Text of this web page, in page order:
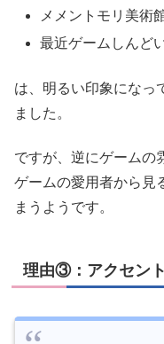
メメントモリ美術
最近ゲームしんど
は、明るい印象になっ
ました。
ですが、逆にゲームの
ゲームの愛用者から見
まうようです。
理由③：アクセン